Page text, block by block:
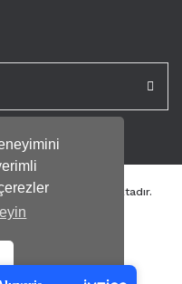
Destek
ile korunmaktadır.